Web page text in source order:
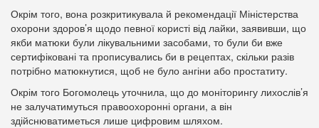
Окрім того, вона розкритикувала й рекомендації Міністерства
охорони здоров’я щодо певної користі від лайки, заявивши, що
якби матюки були лікувальними засобами, то були би вже
сертифіковані та прописувались би в рецептах, скільки разів
потрібно матюкнутися, щоб не було ангіни або простатиту.
Окрім того Богомолець уточнила, що до моніторингу лихослів’я
не залучатимуться правоохоронні органи, а він
здійснюватиметься лише цифровим шляхом.